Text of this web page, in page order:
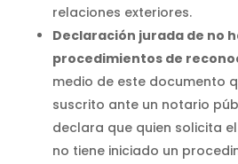
relaciones exteriores.
Declaración jurada de no
procedimientos de
medio de este documento
suscrito ante un notario
declara que quien solicita
no tiene iniciado un